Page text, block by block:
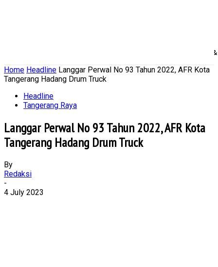
Politik
Home Headline Langgar Perwal No 93 Tahun 2022, AFR Kota
Tangerang Hadang Drum Truck
Headline
Tangerang Raya
Langgar Perwal No 93 Tahun 2022, AFR Kota
Tangerang Hadang Drum Truck
By
Redaksi
-
4 July 2023